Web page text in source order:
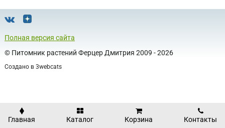
Полная версия сайта
© Питомник растений Ферцер Дмитрия 2009 - 2026
Создано в 3webcats
Главная Каталог Корзина Контакты